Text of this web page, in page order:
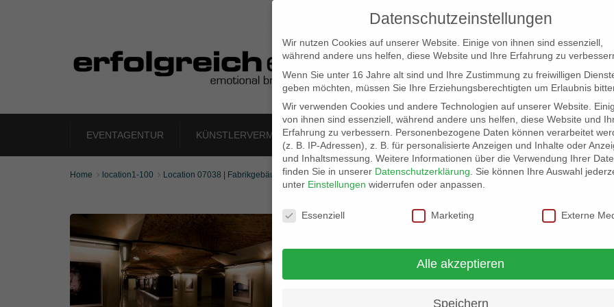
EVENTAGENTUR KÜNSTLERVERMITTLUNG LOCATION SCOUT ELB-LOCATION: PANORAMA
Home  location1-100  Location 07038 | Fabrikgebäude – weitere Flächen  07038_lounge01
Datenschutzeinstellungen
Wir nutzen Cookies auf unserer Website. Einige von ihnen sind essenziell,
während andere uns helfen, diese Website und Ihre Erfahrung zu
Wenn Sie unter 16 Jahre alt sind und Ihre Zustimmung zu freiwilligen
geben möchten, müssen Sie Ihre Erziehungsberechtigten um Erlaubnis
Wir verwenden Cookies und andere Technologien auf unserer Website.
von ihnen sind essenziell, während andere uns helfen, diese Website und
Erfahrung zu verbessern.
Personenbezogene Daten können verarbeitet
(z. B. IP-Adressen), z. B. für personalisierte Anzeigen und Inhalte oder
und Inhaltsmessung. Weitere Informationen über die Verwendung Ihrer
finden Sie in unserer Datenschutzerklärung
Sie können Ihre Auswahl
unter Einstellungen widerrufen oder anpassen.
Datenschutzeinstellungen
Essenziell Marketing Externe
Alle akzeptieren
Speichern